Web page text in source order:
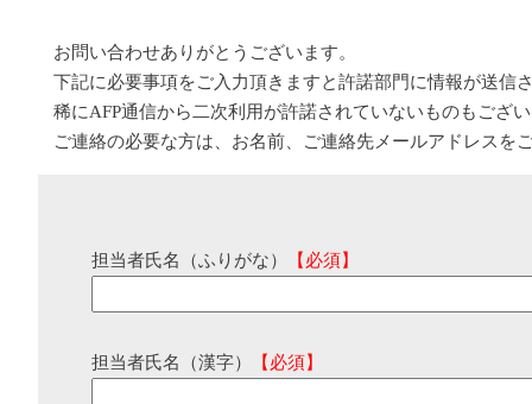
お問い合わせありがとうございます。
下記に必要事項をご入力頂きますと許諾部門に情報が送信
稀にAFP通信から二次利用が許諾されていないものもござ
ご連絡の必要な方は、お名前、ご連絡先メールアドレスを
担当者氏名（ふりがな） 【必須】
担当者氏名（漢字） 【必須】